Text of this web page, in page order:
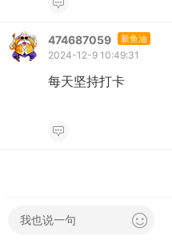
474687059 新鱼油
2024-12-9 10:49:31
每天坚持打卡
我也说一句